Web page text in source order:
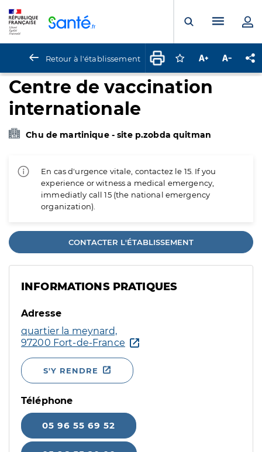
Ouvrir laMenu
Retour à l'établissement Connectez-vous
Augmenter la
Centre de vaccination
internationale
Chu de martinique - site p.zobda quitman
En cas d'urgence vitale, contactez le 15. If you
experience or witness a medical emergency,
immediatly call 15 (the national emergency
organization).
CONTACTER L'ÉTABLISSEMENT
INFORMATIONS PRATIQUES
Adresse
quartier la meynard,
97200 Fort-de-France
S'Y RENDRE
Téléphone
05 96 55 69 52